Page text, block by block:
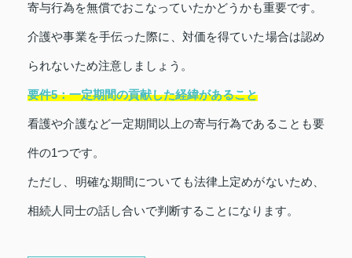
寄与行為を無償でおこなっていたかどうかも重要です。
介護や事業を手伝った際に、対価を得ていた場合は認め
られないため注意しましょう。
要件5：一定期間の貢献した経緯があること
看護や介護など一定期間以上の寄与行為であることも要
件の1つです。
ただし、明確な期間についても法律上定めがないため、
相続人同士の話し合いで判断することになります。